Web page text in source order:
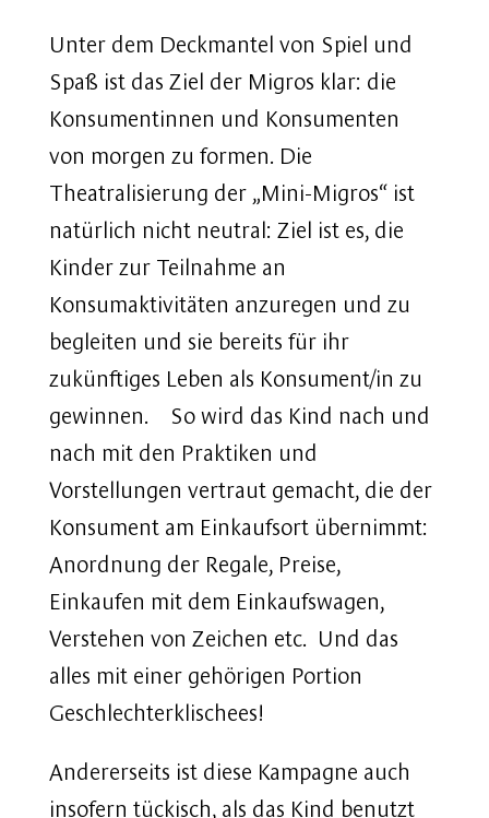
Unter dem Deckmantel von Spiel und
Spaß ist das Ziel der Migros klar: die
Konsumentinnen und Konsumenten
von morgen zu formen. Die
Theatralisierung der „Mini-Migros“ ist
natürlich nicht neutral: Ziel ist es, die
Kinder zur Teilnahme an
Konsumaktivitäten anzuregen und zu
begleiten und sie bereits für ihr
zukünftiges Leben als Konsument/in zu
gewinnen. So wird das Kind nach und
nach mit den Praktiken und
Vorstellungen vertraut gemacht, die der
Konsument am Einkaufsort übernimmt:
Anordnung der Regale, Preise,
Einkaufen mit dem Einkaufswagen,
Verstehen von Zeichen etc. Und das
alles mit einer gehörigen Portion
Geschlechterklischees!
Andererseits ist diese Kampagne auch
insofern tückisch, als das Kind benutzt